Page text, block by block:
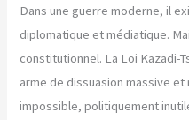
Dans une guerre moderne, il
diplomatique et médiatique.
constitutionnel. La Loi Kazadi-
arme de dissuasion massive
impossible, politiquement